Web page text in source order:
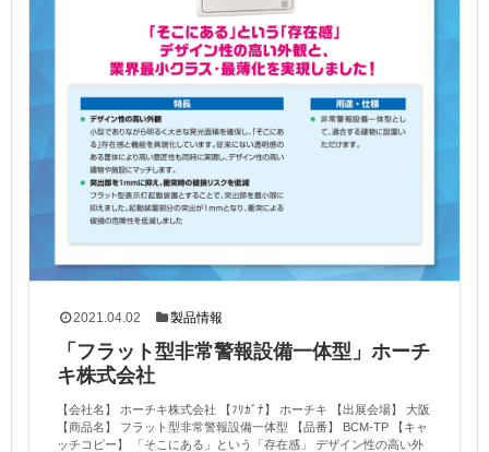
2021.04.02 製品情報
「フラット型非常警報設備一体型」ホーチ
キ株式会社
【会社名】 ホーチキ株式会社 【ﾌﾘｶﾞﾅ】 ホーチキ 【出展会場】 大阪
【商品名】 フラット型非常警報設備一体型 【品番】 BCM-TP 【キャ
ッチコピー】 「そこにある」という「存在感」 デザイン性の高い外